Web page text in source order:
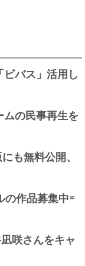
バス」活用し
の民事再生を
も無料公開、
作品募集中=
咲さんをキャ